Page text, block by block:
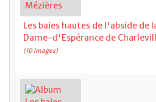
Les baies hautes de l'abside de
Dame-d'Espérance de
(10 images)